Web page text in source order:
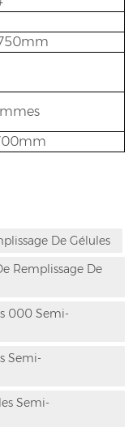
De Gélules
Remplissage De
000 Semi-
Semi-
Semi-